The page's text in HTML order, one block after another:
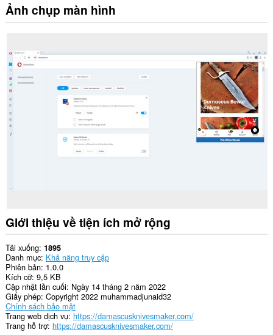
Ảnh chụp màn hình
Giới thiệu về tiện ích mở rộng
Tải xuống 1895
Danh mục Khả năng truy cập
Phiên bản 1.0.0
Kích cỡ 9,5 KB
Cập nhật lần cuối Ngày 14 tháng 2 năm 2022
Giấy phép Copyright 2022 muhammadjunaid32
Chính sách bảo mật
Trang web dịch vụ https://damascusknivesmaker.com/
Trang hỗ trợ https://damascusknivesmaker.com/